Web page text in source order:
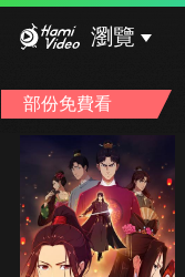
瀏覽
部份免費看